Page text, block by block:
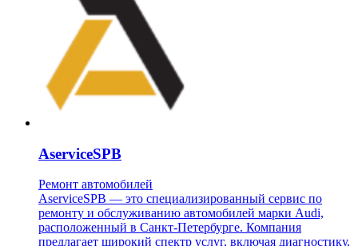
AserviceSPB
Ремонт автомобилей
AserviceSPB — это специализированный сервис по
ремонту и обслуживанию автомобилей марки Audi,
расположенный в Санкт-Петербурге. Компания
предлагает широкий спектр услуг, включая диагностику,